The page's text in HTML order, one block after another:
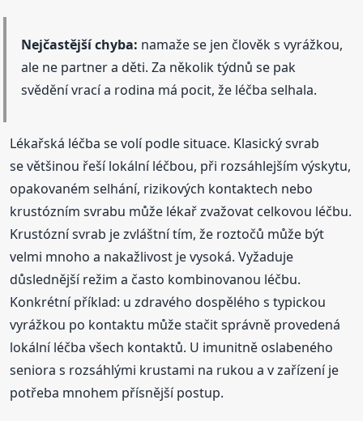
Nejčastější chyba: namaže se jen člověk s vyrážkou,
ale ne partner a děti. Za několik týdnů se pak
svědění vrací a rodina má pocit, že léčba selhala.
Lékařská léčba se volí podle situace. Klasický svrab
se většinou řeší lokální léčbou, při rozsáhlejším výskytu,
opakovaném selhání, rizikových kontaktech nebo
krustózním svrabu může lékař zvažovat celkovou léčbu.
Krustózní svrab je zvláštní tím, že roztočů může být
velmi mnoho a nakažlivost je vysoká. Vyžaduje
důslednější režim a často kombinovanou léčbu.
Konkrétní příklad: u zdravého dospělého s typickou
vyrážkou po kontaktu může stačit správně provedená
lokální léčba všech kontaktů. U imunitně oslabeného
seniora s rozsáhlými krustami na rukou a v zařízení je
potřeba mnohem přísnější postup.